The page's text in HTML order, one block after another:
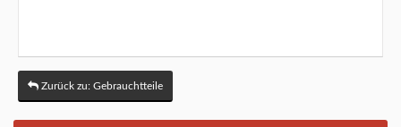
Zurück zu: Gebrauchtteile